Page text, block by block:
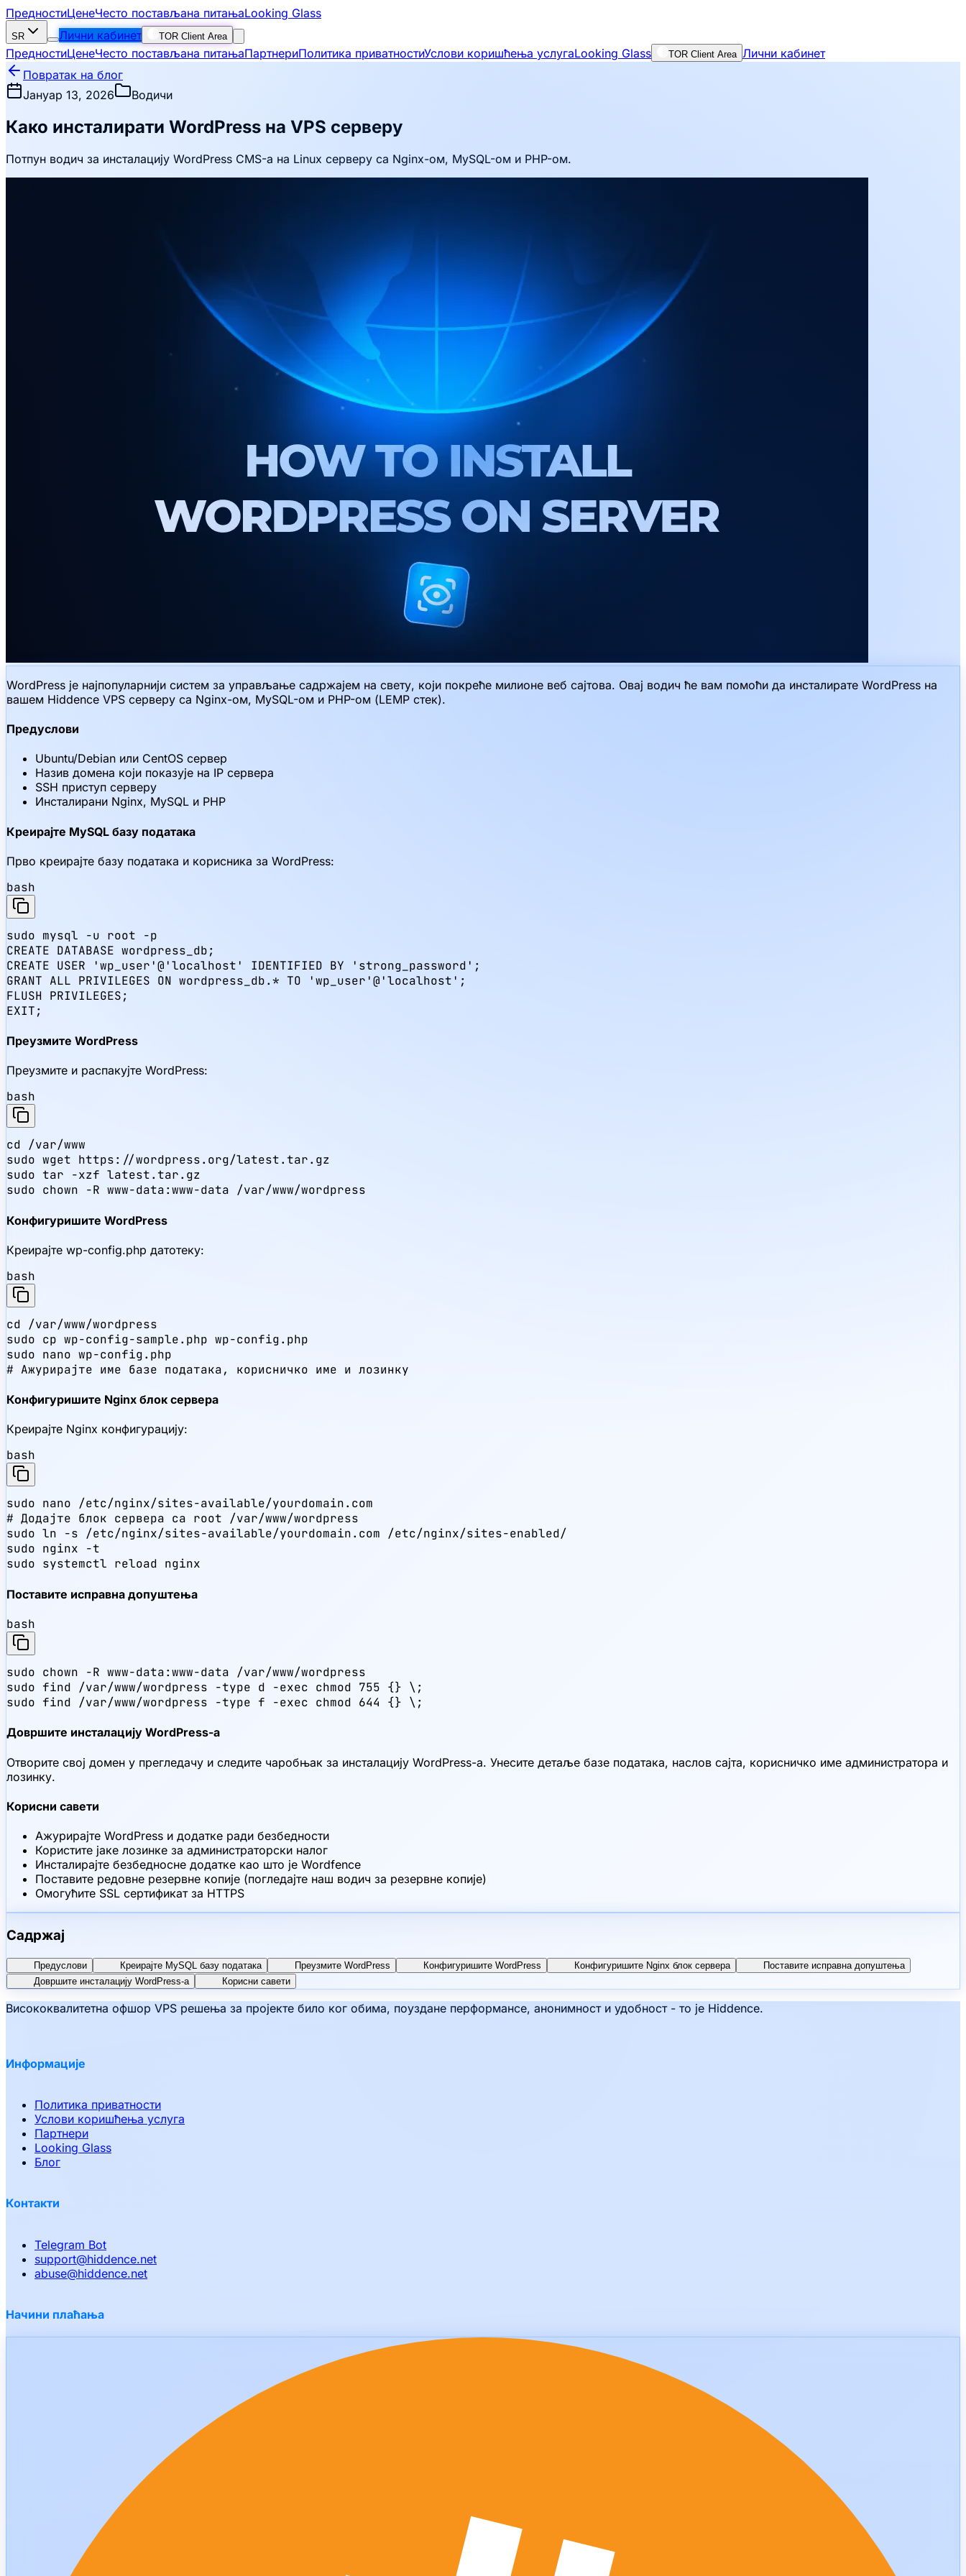
ПредностиЦенеЧесто постављана питањаLooking Glass
SR Лични кабинет TOR Client Area
ПредностиЦенеЧесто постављана питањаПартнериПолитика приватностиУслови коришћења услугаLooking Glass TOR Client Area Лични кабинет
Повратак на блог
Јануар 13, 2026
Водичи
Како инсталирати WordPress на VPS серверу
Потпун водич за инсталацију WordPress CMS-а на Linux серверу са Nginx-ом, MySQL-ом и PHP-ом.
WordPress је најпопуларнији систем за управљање садржајем на свету, који покреће милионе веб сајтова. Овај водич ће вам помоћи да инсталирате WordPress на
вашем Hiddence VPS серверу са Nginx-ом, MySQL-ом и PHP-ом (LEMP стек).
Предуслови
Ubuntu/Debian или CentOS сервер
Назив домена који показује на IP сервера
SSH приступ серверу
Инсталирани Nginx, MySQL и PHP
Креирајте MySQL базу података
Прво креирајте базу података и корисника за WordPress:
bash
sudo mysql -u root -p
CREATE DATABASE wordpress_db;
CREATE USER 'wp_user'@'localhost' IDENTIFIED BY 'strong_password';
GRANT ALL PRIVILEGES ON wordpress_db.* TO 'wp_user'@'localhost';
FLUSH PRIVILEGES;
EXIT;
Преузмите WordPress
Преузмите и распакујте WordPress:
bash
cd /var/www
sudo wget https://wordpress.org/latest.tar.gz
sudo tar -xzf latest.tar.gz
sudo chown -R www-data:www-data /var/www/wordpress
Конфигуришите WordPress
Креирајте wp-config.php датотеку:
bash
cd /var/www/wordpress
sudo cp wp-config-sample.php wp-config.php
sudo nano wp-config.php
# Ажурирајте име базе података, корисничко име и лозинку
Конфигуришите Nginx блок сервера
Креирајте Nginx конфигурацију:
bash
sudo nano /etc/nginx/sites-available/yourdomain.com
# Додајте блок сервера са root /var/www/wordpress
sudo ln -s /etc/nginx/sites-available/yourdomain.com /etc/nginx/sites-enabled/
sudo nginx -t
sudo systemctl reload nginx
Поставите исправна допуштења
bash
sudo chown -R www-data:www-data /var/www/wordpress
sudo find /var/www/wordpress -type d -exec chmod 755 {} \;
sudo find /var/www/wordpress -type f -exec chmod 644 {} \;
Довршите инсталацију WordPress-а
Отворите свој домен у прегледачу и следите чаробњак за инсталацију WordPress-а. Унесите детаље базе података, наслов сајта, корисничко име администратора и
лозинку.
Корисни савети
Ажурирајте WordPress и додатке ради безбедности
Користите јаке лозинке за администраторски налог
Инсталирајте безбедносне додатке као што је Wordfence
Поставите редовне резервне копије (погледајте наш водич за резервне копије)
Омогућите SSL сертификат за HTTPS
Садржај
Предуслови Креирајте MySQL базу података Преузмите WordPress Конфигуришите WordPress Конфигуришите Nginx блок сервера
Поставите исправна допуштења
Довршите инсталацију WordPress-а
Корисни савети
Висококвалитетна офшор VPS решења за пројекте било ког обима, поуздане перформансе, анонимност и удобност - то је Hiddence.
Информације
Политика приватности
Услови коришћења услуга
Партнери
Looking Glass
Блог
Контакти
Telegram Bot
support@hiddence.net
abuse@hiddence.net
Начини плаћања